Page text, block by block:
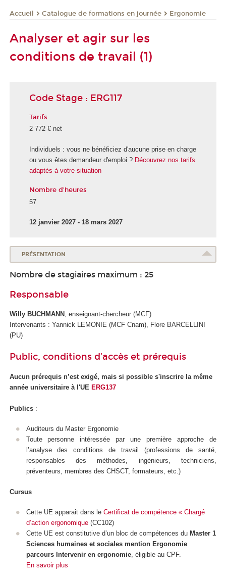
Accueil Catalogue de formations en journée Ergonomie
Analyser et agir sur les
conditions de travail (1)
Code Stage : ERG117
Tarifs
2 772 € net
Individuels : vous ne bénéficiez d'aucune prise en charge
ou vous êtes demandeur d'emploi ? Découvrez nos tarifs
adaptés à votre situation
Nombre d'heures
57
12 janvier 2027 - 18 mars 2027
PRÉSENTATION
Nombre de stagiaires maximum : 25
Responsable
Willy BUCHMANN
, enseignant-chercheur (MCF)
Intervenants : Yannick LEMONIE (MCF Cnam), Flore BARCELLINI
(PU)
Public, conditions d’accès et prérequis
Aucun prérequis n’est exigé, mais si possible s'inscrire la même
année universitaire à l'UE ERG137
Publics :
Auditeurs du Master Ergonomie
Toute personne intéressée par une première approche de
l’analyse des conditions de travail (professions de santé,
responsables des méthodes, ingénieurs, techniciens,
préventeurs, membres des CHSCT, formateurs, etc.)
Cursus
Cette UE apparait dans le Certificat de compétence « Chargé
d’action ergonomique(CC102)
Cette UE est constitutive d’un bloc de compétences du Master 1
Sciences humaines et sociales mention Ergonomie
parcours Intervenir en ergonomie, éligible au CPF.
En savoir plus